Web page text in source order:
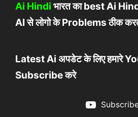
Ai Hindi भारत का best Ai
AI से लोगो के Problems ठीक
Latest Ai अपडेट के लिए हमारे
Subscribe करे